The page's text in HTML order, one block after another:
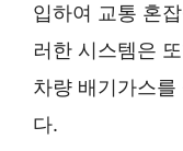
입하여 교통 혼
러한 시스템은
차량 배기가스
다.